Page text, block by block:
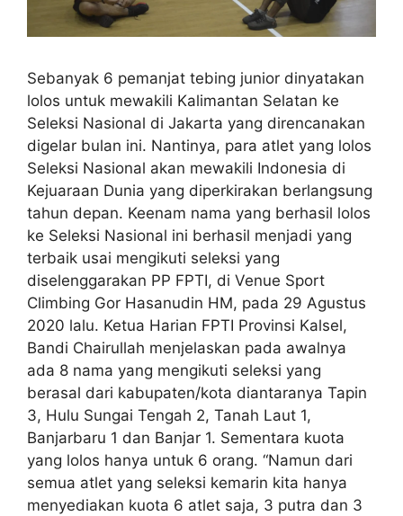
Sebanyak 6 pemanjat tebing junior dinyatakan
lolos untuk mewakili Kalimantan Selatan ke
Seleksi Nasional di Jakarta yang direncanakan
digelar bulan ini. Nantinya, para atlet yang lolos
Seleksi Nasional akan mewakili Indonesia di
Kejuaraan Dunia yang diperkirakan berlangsung
tahun depan. Keenam nama yang berhasil lolos
ke Seleksi Nasional ini berhasil menjadi yang
terbaik usai mengikuti seleksi yang
diselenggarakan PP FPTI, di Venue Sport
Climbing Gor Hasanudin HM, pada 29 Agustus
2020 lalu. Ketua Harian FPTI Provinsi Kalsel,
Bandi Chairullah menjelaskan pada awalnya
ada 8 nama yang mengikuti seleksi yang
berasal dari kabupaten/kota diantaranya Tapin
3, Hulu Sungai Tengah 2, Tanah Laut 1,
Banjarbaru 1 dan Banjar 1. Sementara kuota
yang lolos hanya untuk 6 orang. “Namun dari
semua atlet yang seleksi kemarin kita hanya
menyediakan kuota 6 atlet saja, 3 putra dan 3